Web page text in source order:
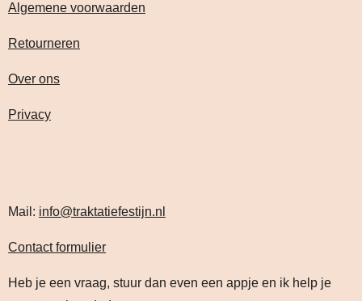
Algemene voorwaarden
Retourneren
Over ons
Privacy
Mail: info@traktatiefestijn.nl
Contact formulier
Heb je een vraag, stuur dan even een appje en ik help je